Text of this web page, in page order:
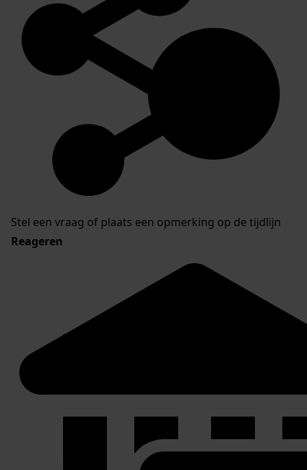
Stel een vraag of plaats een opmerking op de tijdlijn
Reageren